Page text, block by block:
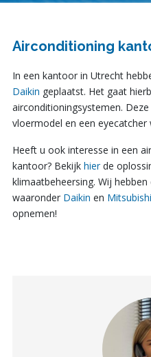
Airconditioning
In een kantoor in Utrecht
Daikin geplaatst. Het gaat
airconditioningsystemen.
vloermodel en een eyecatcher
Heeft u ook interesse in een
kantoor? Bekijk hierde
klimaatbeheersing. Wij
waaronder Daikin en Mitsubishi
opnemen!